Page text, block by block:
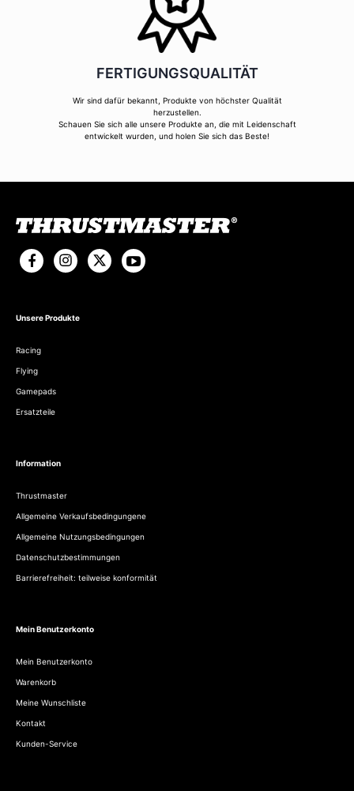
FERTIGUNGSQUALITÄT
Wir sind dafür bekannt, Produkte von höchster Qualität
herzustellen.
Schauen Sie sich alle unsere Produkte an, die mit Leidenschaft
entwickelt wurden, und holen Sie sich das Beste!
Unsere Produkte
Racing
Flying
Gamepads
Ersatzteile
Information
Thrustmaster
Allgemeine Verkaufsbedingungene
Allgemeine Nutzungsbedingungen
Datenschutzbestimmungen
Barrierefreiheit: teilweise konformität
Mein Benutzerkonto
Mein Benutzerkonto
Warenkorb
Meine Wunschliste
Kontakt
Kunden-Service